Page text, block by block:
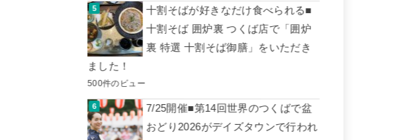
十割そばが好きなだけ食べられる■
十割そば 囲炉裏 つくば店で「囲炉
裏 特選 十割そば御膳」をいただき
ました！
500件のビュー
7/25開催■第14回世界のつくばで盆
おどり2026がデイズタウンで行われ